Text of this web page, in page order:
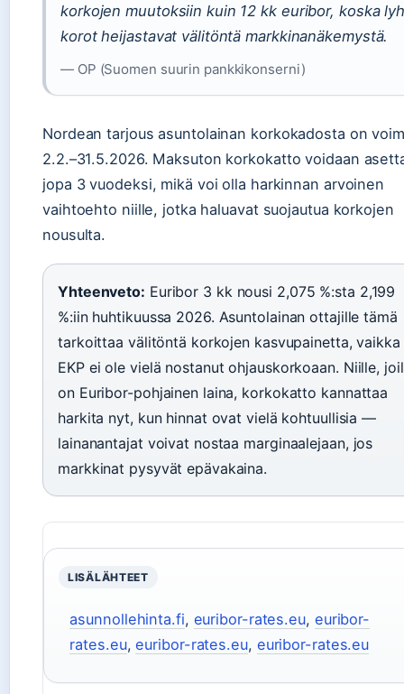
korkojen muutoksiin kuin 12 kk euribor, koska
korot heijastavat välitöntä markkinanäkemystä.
— OP (Suomen suurin pankkikonserni)
Nordean tarjous asuntolainan korkokadosta on
2.2.–31.5.2026. Maksuton korkokatto voidaan
jopa 3 vuodeksi, mikä voi olla harkinnan arvoinen
vaihtoehto niille, jotka haluavat suojautua korkojen
nousulta.
Yhteenveto: Euribor 3 kk nousi 2,075 %:sta 2,199
%:iin huhtikuussa 2026. Asuntolainan ottajille tämä
tarkoittaa välitöntä korkojen kasvupainetta, vaikka
EKP ei ole vielä nostanut ohjauskorkoaan. Niille,
on Euribor-pohjainen laina, korkokatto kannattaa
harkita nyt, kun hinnat ovat vielä kohtuullisia —
lainanantajat voivat nostaa marginaalejaan, jos
markkinat pysyvät epävakaina.
LISÄLÄHTEET
asunnollehinta.fi, euribor-rates.eu, euribor-
rates.eu,euribor-rates.eu, euribor-rates.eu